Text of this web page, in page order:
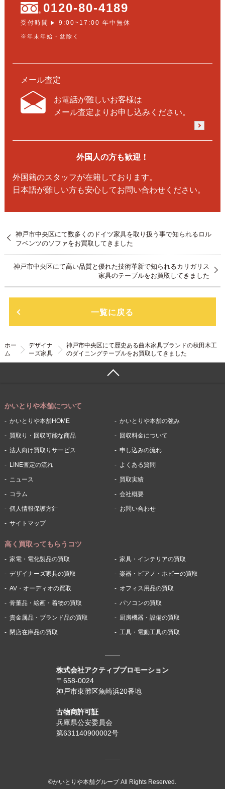
0120-80-4189
受付時間 ▶ 9:00~17:00 年中無休
※年末年始・盆除く
メール査定
お電話が難しいお客様は
メール査定よりお申し込みください。
外国人の方も歓迎！
外国籍のスタッフが在籍しております。
日本語が難しい方も安心してお問い合わせください。
神戸市中央区にて数多くのドイツ家具を取り扱う事で知られるロル
フベンツのソファをお買取してきました
神戸市中央区にて高い品質と優れた技術革新で知られるカリガリス
家具のテーブルをお買取してきました
一覧に戻る
ホー
ム
デザイナ
ーズ家具
神戸市中央区にて歴史ある曲木家具ブランドの秋田木工
のダイニングテーブルをお買取してきました
株式会社アクティブプロモーション
〒658-0024
神戸市東灘区魚崎浜20番地
古物商許可証
兵庫県公安委員会
第631140900002号
かいとりや本舗について
かいとりや本舗HOME かいとりや本舗の強み
買取り・回収可能な商品 回収料金について
法人向け買取りサービス 申し込みの流れ
LINE査定の流れ よくある質問
ニュース 買取実績
コラム 会社概要
個人情報保護方針 お問い合わせ
サイトマップ
高く買取ってもらうコツ
家電・電化製品の買取 家具・インテリアの買取
デザイナーズ家具の買取 楽器・ピアノ・ホビーの買取
AV・オーディオの買取 オフィス用品の買取
骨董品・絵画・着物の買取 パソコンの買取
貴金属品・ブランド品の買取 厨房機器・設備の買取
閉店在庫品の買取 工具・電動工具の買取
©かいとりや本舗グループ All Rights Reserved.